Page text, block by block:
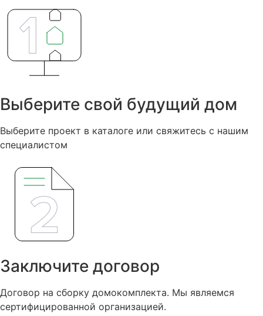
Выберите свой будущий дом
Выберите проект в каталоге или свяжитесь с нашим
специалистом
Заключите договор
Договор на сборку домокомплекта. Мы являемся
сертифицированной организацией.